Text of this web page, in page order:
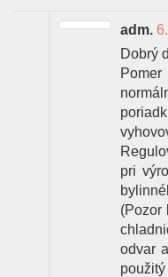
adm.
Dobrý
pri
(Pozor
odvar